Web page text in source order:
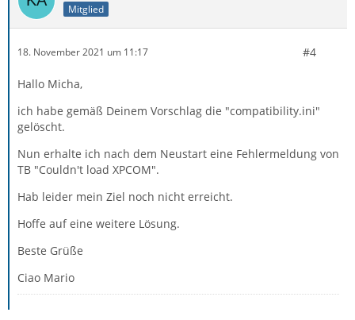
Mitglied
18. November 2021 um 11:17 #4
Hallo Micha,
ich habe gemäß Deinem Vorschlag die "compatibility.ini"
gelöscht.
Nun erhalte ich nach dem Neustart eine Fehlermeldung von
TB "Couldn't load XPCOM".
Hab leider mein Ziel noch nicht erreicht.
Hoffe auf eine weitere Lösung.
Beste Grüße
Ciao Mario